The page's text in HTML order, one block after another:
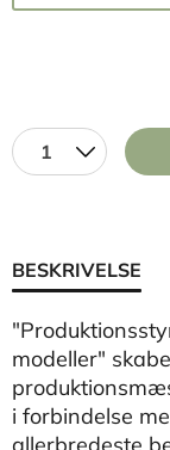
1
BESKRIVELSE
modeller"
i forbindelse